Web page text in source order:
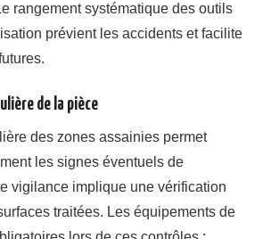
rangement systématique des outils
prévient les accidents et facilite
de la pièce
des zones assainies permet
les signes éventuels de
vigilance implique une vérification
traitées. Les équipements de